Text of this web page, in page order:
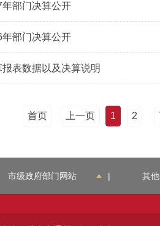
部门决算公开
部门决算公开
表数据以及决算说明
首页 上一页 1 2
市级政府部门网站 | 其